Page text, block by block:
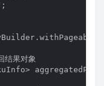
果对象